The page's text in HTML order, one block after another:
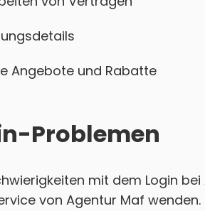
Angebote und Rabatte
Problemen
mit dem Login
von Agentur Maf